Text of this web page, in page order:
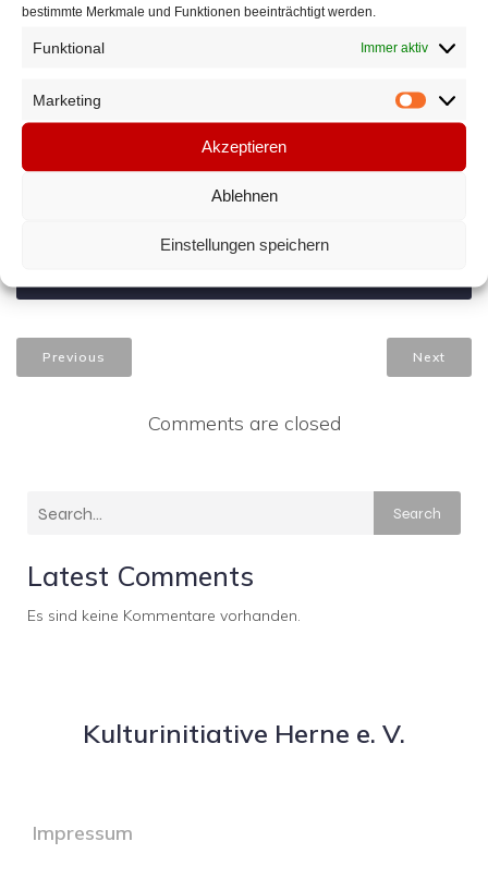
bestimmte Merkmale und Funktionen beeinträchtigt werden.
Funktional Immer aktiv
Marketing
Akzeptieren
Ablehnen
Einstellungen speichern
https://www.kulturstrolche.de/
CATEGORIES:
TAGS:
Previous Next
Comments are closed
Search
Latest Comments
Es sind keine Kommentare vorhanden.
Kulturinitiative Herne e. V.
Impressum